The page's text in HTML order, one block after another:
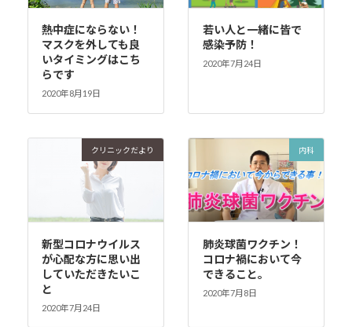
熱中症にならない！
マスクを外しても良
いタイミングはこち
らです
2020年8月19日
若い人と一緒に皆で
感染予防！
2020年7月24日
クリニックだより
新型コロナウイルス
が心配な方に思い出
していただきたいこ
と
2020年7月24日
内科
肺炎球菌ワクチン！
コロナ禍において今
できること。
2020年7月8日